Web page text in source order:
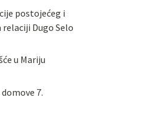
postojećeg i
Dugo Selo
u Mariju
domove 7.